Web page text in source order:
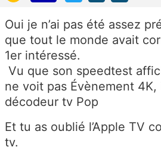
Oui je n’ai pas été assez
que tout le monde avait
1er intéressé.
Vu que son speedtest
ne voit pas Évènement
décodeur tv Pop
Et tu as oublié l’Apple TV
tv.